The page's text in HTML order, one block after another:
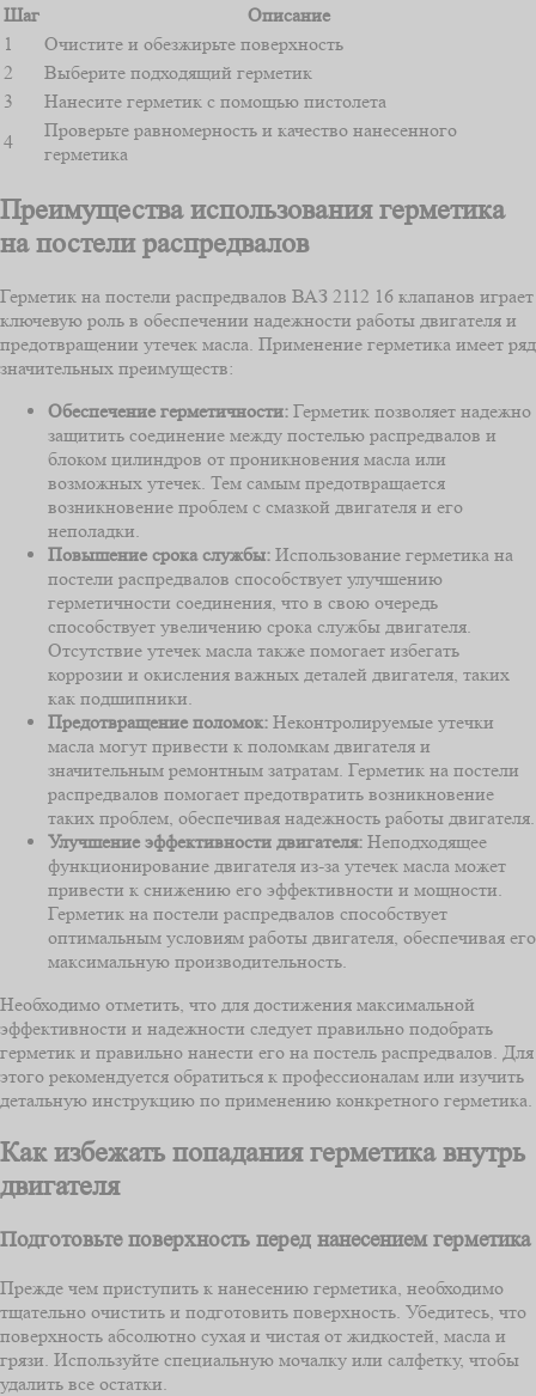
Шаг
Описание
1
Очистите и обезжирьте поверхность
2
Выберите подходящий герметик
3
Нанесите герметик с помощью пистолета
4
Проверьте равномерность и качество нанесенного
герметика
Преимущества использования герметика
на постели распредвалов
Герметик на постели распредвалов ВАЗ 2112 16 клапанов играет
ключевую роль в обеспечении надежности работы двигателя и
предотвращении утечек масла. Применение герметика имеет ряд
значительных преимуществ:
Обеспечение герметичности: Герметик позволяет надежно
защитить соединение между постелью распредвалов и
блоком цилиндров от проникновения масла или
возможных утечек. Тем самым предотвращается
возникновение проблем с смазкой двигателя и его
неполадки.
Повышение срока службы: Использование герметика на
постели распредвалов способствует улучшению
герметичности соединения, что в свою очередь
способствует увеличению срока службы двигателя.
Отсутствие утечек масла также помогает избегать
коррозии и окисления важных деталей двигателя, таких
как подшипники.
Предотвращение поломок: Неконтролируемые утечки
масла могут привести к поломкам двигателя и
значительным ремонтным затратам. Герметик на постели
распредвалов помогает предотвратить возникновение
таких проблем, обеспечивая надежность работы двигателя.
Улучшение эффективности двигателя: Неподходящее
функционирование двигателя из-за утечек масла может
привести к снижению его эффективности и мощности.
Герметик на постели распредвалов способствует
оптимальным условиям работы двигателя, обеспечивая его
максимальную производительность.
Необходимо отметить, что для достижения максимальной
эффективности и надежности следует правильно подобрать
герметик и правильно нанести его на постель распредвалов. Для
этого рекомендуется обратиться к профессионалам или изучить
детальную инструкцию по применению конкретного герметика.
Как избежать попадания герметика внутрь
двигателя
Подготовьте поверхность перед нанесением герметика
Прежде чем приступить к нанесению герметика, необходимо
тщательно очистить и подготовить поверхность. Убедитесь, что
поверхность абсолютно сухая и чистая от жидкостей, масла и
грязи. Используйте специальную мочалку или салфетку, чтобы
удалить все остатки.